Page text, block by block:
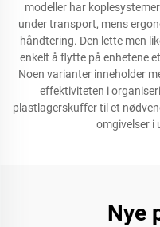
modeller har
under transport, mens
håndtering. Den lette men
enkelt å flytte på enhetene
Noen varianter inneholder
effektiviteten i
plastlagerskuffer til et
omgivelser i
Nye